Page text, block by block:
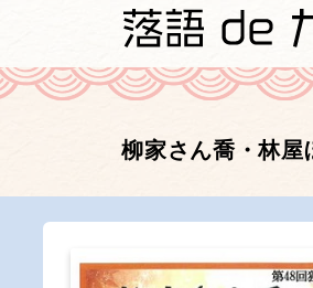
柳家さん喬・林屋